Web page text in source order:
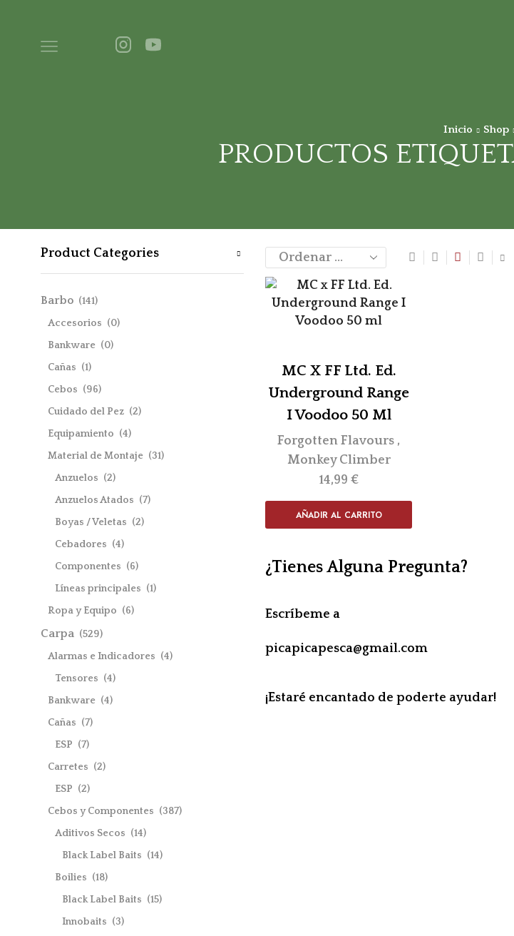
Inicio Shop
PRODUCTOS
MC X FF Ltd. Ed.
Underground Range
I Voodoo 50 Ml
Forgotten Flavours ,
Monkey Climber
14,99€
AÑADIR AL CARRITO
¿Tienes Alguna Pregunta?
Escríbeme a
picapicapesca@gmail.com
¡Estaré encantado de poderte ayudar!
Product Categories
Barbo (141)
Accesorios (0)
Bankware (0)
Cañas (1)
Cebos (96)
Cuidado del Pez (2)
Equipamiento (4)
Material de Montaje (31)
Anzuelos (2)
Anzuelos Atados (7)
Boyas / Veletas (2)
Cebadores (4)
Componentes (6)
Líneas principales (1)
Ropa y Equipo (6)
Carpa (529)
Alarmas e Indicadores (4)
Tensores (4)
Bankware (4)
Cañas (7)
ESP (7)
Carretes (2)
ESP (2)
Cebos y Componentes (387)
Aditivos Secos (14)
Black Label Baits (14)
Boilies (18)
Black Label Baits (15)
Innobaits (3)